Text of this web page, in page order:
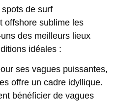
spots de surf
offshore sublime les
des meilleurs lieux
idéales :
ses vagues puissantes,
offre un cadre idyllique.
bénéficier de vagues